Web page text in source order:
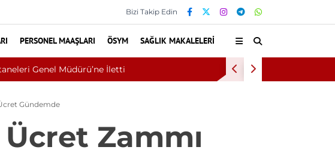
Bizi Takip Edin
PERSONEL MAAŞLARI ÖSYM SAĞLIK MAKALELERI
Alım İlanı
Gündemde
Zammı